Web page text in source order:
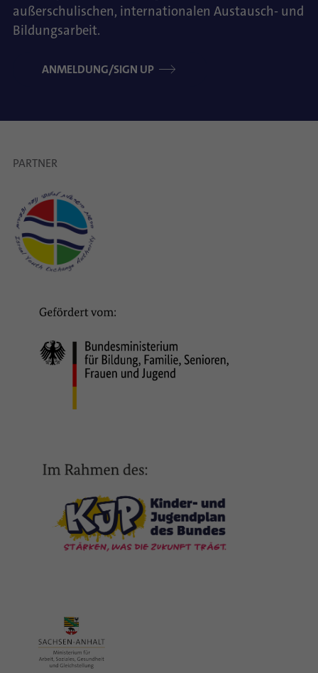
außerschulischen, internationalen Austausch- und
Bildungsarbeit.
ANMELDUNG/SIGN UP
PARTNER